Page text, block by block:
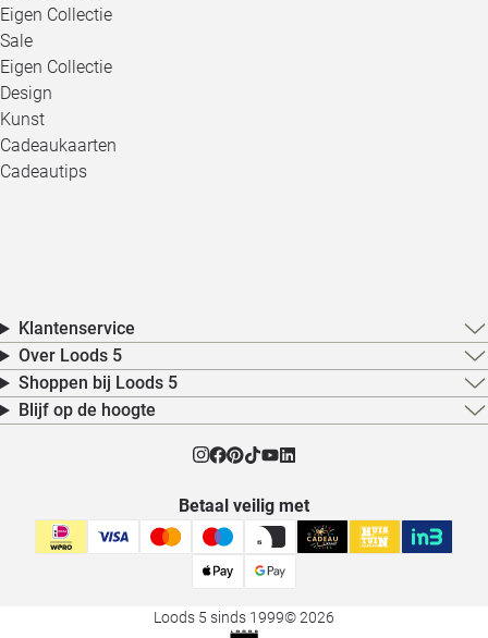
Eigen Collectie
Sale
Eigen Collectie
Design
Kunst
Cadeaukaarten
Cadeautips
Klantenservice
Over Loods 5
Shoppen bij Loods 5
Blijf op de hoogte
Betaal veilig met
Loods 5 sinds 1999© 2026